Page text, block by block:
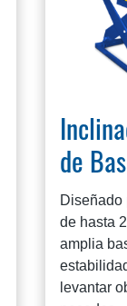
de
Diseñado
de hasta
amplia
levantar